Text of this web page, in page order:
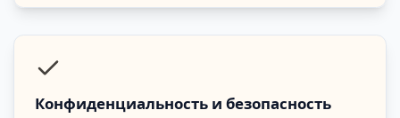
Конфиденциальность и безопасность